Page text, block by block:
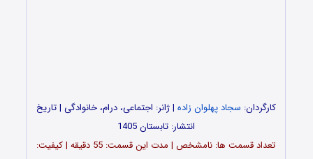
کارگردان: سجاد پهلوان زاده | ژانر: اجتماعی، درام، خانوادگی | تاریخ
انتشار: تابستان 1405
تعداد قسمت‌ ها: نامشخص | مدت این قسمت: 55 دقیقه | کیفیت: